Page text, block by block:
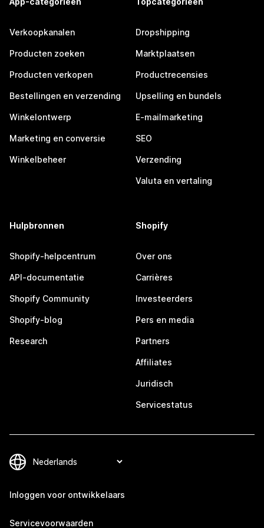
Verkoopkanalen
Producten zoeken
Producten verkopen
Bestellingen en verzending
Winkelontwerp
Marketing en conversie
Winkelbeheer
Dropshipping
Marktplaatsen
Productrecensies
Upselling en bundels
E-mailmarketing
SEO
Verzending
Valuta en vertaling
Hulpbronnen
Shopify-helpcentrum
API-documentatie
Shopify Community
Shopify-blog
Research
Shopify
Over ons
Carrières
Investeerders
Pers en media
Partners
Affiliates
Juridisch
Servicestatus
Inloggen voor ontwikkelaars
Servicevoorwaarden